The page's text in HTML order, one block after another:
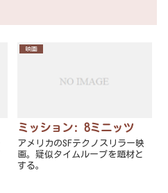
映画
ミッション: 8ミニッツ
アメリカのSFテクノスリラー映
画。疑似タイムループを題材と
する。